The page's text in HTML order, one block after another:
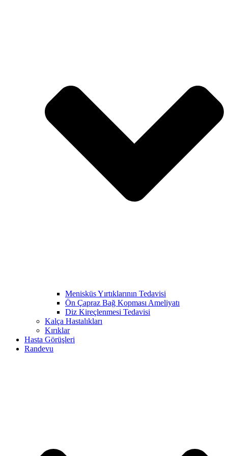
Menisküs Yırtıklarının Tedavisi
Ön Çapraz Bağ Kopması Ameliyatı
Diz Kireçlenmesi Tedavisi
Kalça Hastalıkları
Kırıklar
Hasta Görüşleri
Randevu